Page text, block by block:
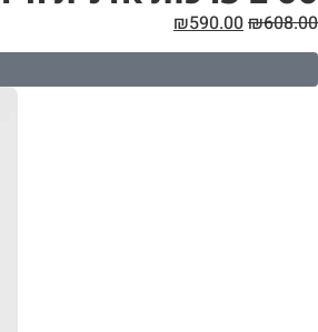
₪608.00
₪590.00